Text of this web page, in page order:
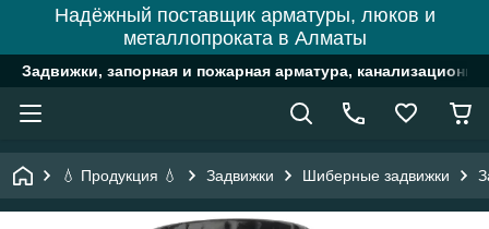
Надёжный поставщик арматуры, люков и
металлопроката в Алматы
Задвижки, запорная и пожарная арматура,
💧 Продукция 💧 Задвижки Шиберные задвижки